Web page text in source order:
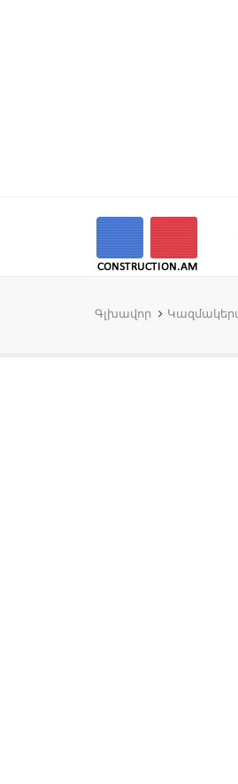
Գլխավոր